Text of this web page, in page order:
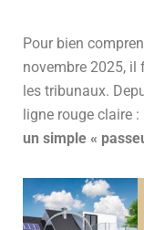
Pour bien
novembre 2025, il
les tribunaux.
ligne rouge claire :
un simple «